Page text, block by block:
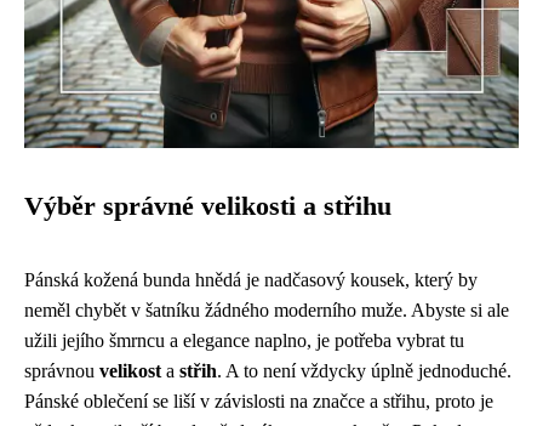
Výběr správné velikosti a střihu
Pánská kožená bunda hnědá je nadčasový kousek, který by
neměl chybět v šatníku žádného moderního muže. Abyste si ale
užili jejího šmrncu a elegance naplno, je potřeba vybrat tu
správnou velikost a střih. A to není vždycky úplně jednoduché.
Pánské oblečení se liší v závislosti na značce a střihu, proto je